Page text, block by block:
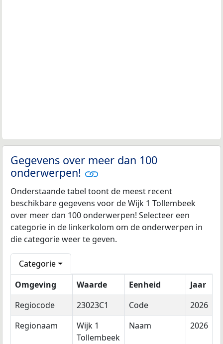
Gegevens over meer dan 100
onderwerpen!
Onderstaande tabel toont de meest recent
beschikbare gegevens voor de Wijk 1 Tollembeek
over meer dan 100 onderwerpen! Selecteer een
categorie in de linkerkolom om de onderwerpen in
die categorie weer te geven.
Categorie
Omgeving
Waarde Eenheid
Jaar
Regiocode
23023C1 Code
2026
Regionaam
Wijk 1
Tollembeek
Naam 2026